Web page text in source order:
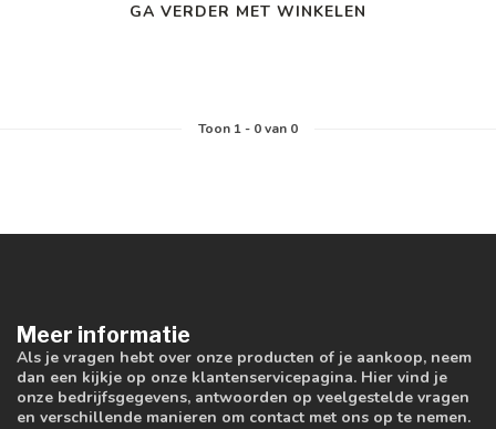
GA VERDER MET WINKELEN
Toon 1- 0van 0
Meer informatie
Als je vragen hebt over onze producten of je aankoop, neem
dan een kijkje op onze klantenservicepagina. Hier vind je
onze bedrijfsgegevens, antwoorden op veelgestelde vragen
en verschillende manieren om contact met ons op te nemen.